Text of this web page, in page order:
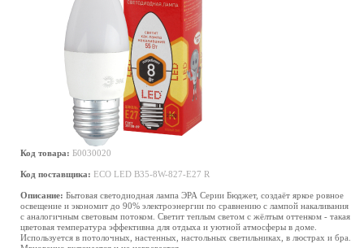
Код товара: Б0030020
Код поставщика: ECO LED B35-8W-827-E27 R
Описание: Бытовая светодиодная лампа ЭРА Серии Бюджет, создаёт яркое ровное
освещение и экономит до 90% электроэнергии по сравнению с лампой накаливания
с аналогичным световым потоком. Светит теплым светом с жёлтым оттенком - такая
цветовая температура эффективна для отдыха и уютной атмосферы в доме.
Используется в потолочных, настенных, настольных светильниках, в люстрах и бра.